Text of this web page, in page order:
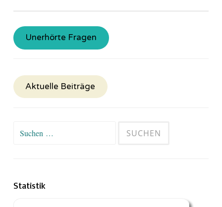
Unerhörte Fragen
Aktuelle Beiträge
Suchen
Statistik